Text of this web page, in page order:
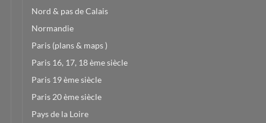
Nord & pas de Calais
Normandie
Paris (plans & maps )
Paris 16, 17, 18 ème siècle
Paris 19 ème siècle
Paris 20 ème siècle
Pays de la Loire